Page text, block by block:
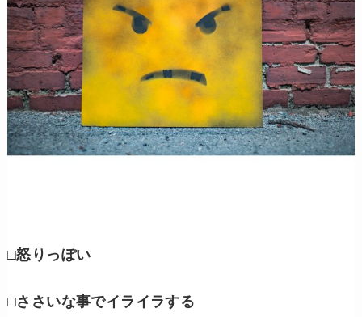
□怒りっぽい
□ささいな事でイライラする